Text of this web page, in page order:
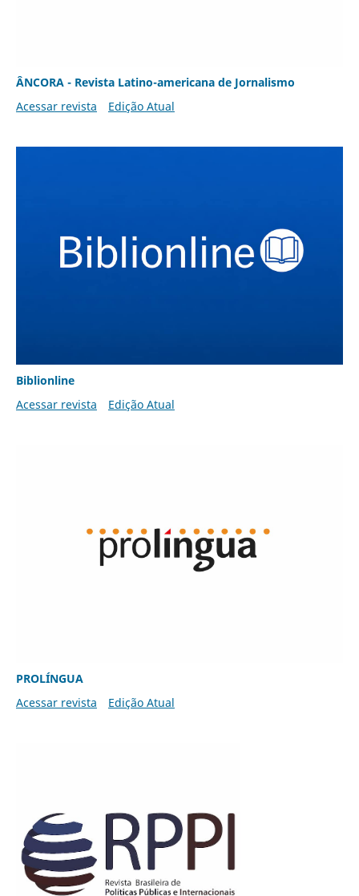
ÂNCORA - Revista Latino-americana de Jornalismo
Acessar revista
Edição Atual
Biblionline
Acessar revista
Edição Atual
PROLÍNGUA
Acessar revista
Edição Atual